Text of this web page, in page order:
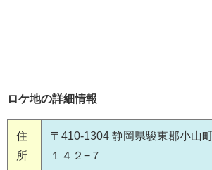
ロケ地の詳細情報
住
所
〒410-1304 静岡県駿東郡小山
１４２−７